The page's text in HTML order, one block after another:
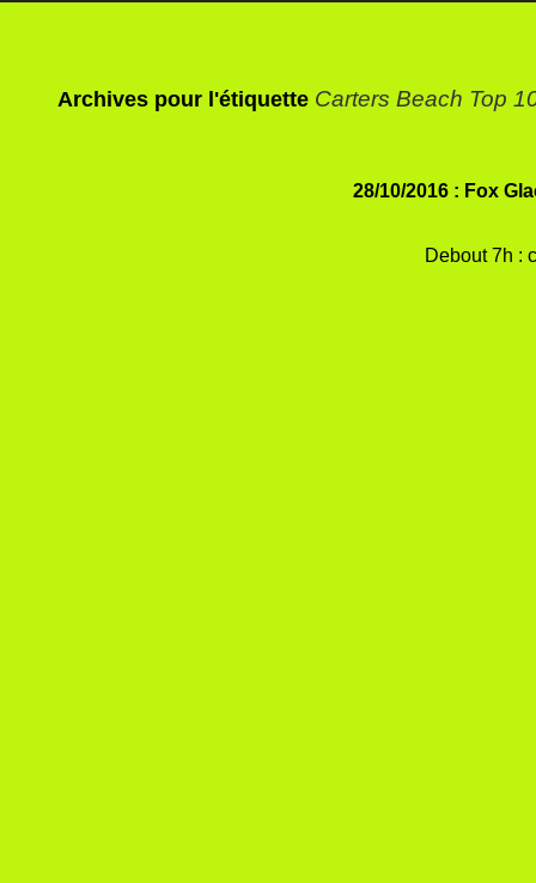
Archives pour l'étiquette Carters Beach Top
28/10/2016 : Fox
Debout 7h :